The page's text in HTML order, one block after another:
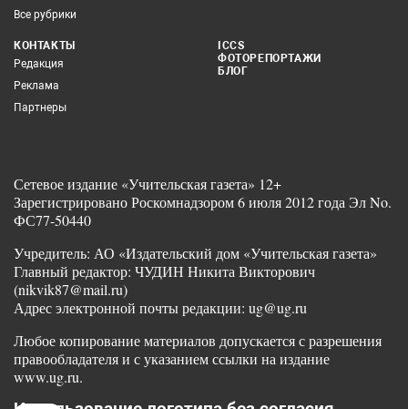
Все рубрики
КОНТАКТЫ
Редакция
Реклама
Партнеры
ICCS
ФОТОРЕПОРТАЖИ
БЛОГ
Сетевое издание «Учительская газета» 12+
Зарегистрировано Роскомнадзором 6 июля 2012 года Эл No.
ФС77-50440
Учредитель: АО «Издательский дом «Учительская газета»
Главный редактор: ЧУДИН Никита Викторович
(nikvik87@mail.ru)
Адрес электронной почты редакции: ug@ug.ru
Любое копирование материалов допускается с разрешения
правообладателя и с указанием ссылки на издание
www.ug.ru.